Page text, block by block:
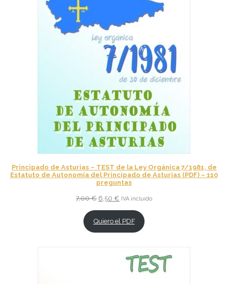
Principado de Asturias – TEST de la Ley Orgánica 7/1981, de
Estatuto de Autonomía del Principado de Asturias (PDF) – 110
preguntas
7,00€ El
precio
original
era:
6,50 € El
precio
actual
es:
IVA incluido
Quiero el PDF